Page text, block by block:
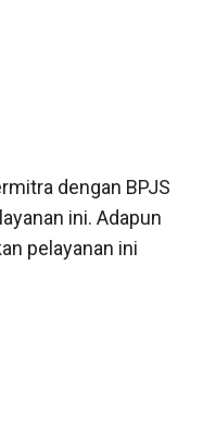
dengan BPJS
ini. Adapun
pelayanan ini